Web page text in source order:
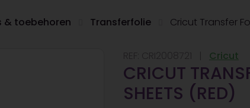
& toebehoren Transferfolie Cricut Transfer
Cricut
CRICUT
SHEETS (RED)